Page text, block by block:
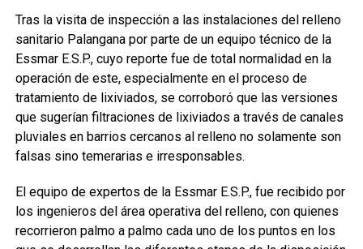
Tras la visita de inspección a las instalaciones del relleno
sanitario Palangana por parte de un equipo técnico de la
Essmar E.S.P., cuyo reporte fue de total normalidad en la
operación de este, especialmente en el proceso de
tratamiento de lixiviados, se corroboró que las versiones
que sugerían filtraciones de lixiviados a través de canales
pluviales en barrios cercanos al relleno no solamente son
falsas sino temerarias e irresponsables.
El equipo de expertos de la Essmar E.S.P., fue recibido por
los ingenieros del área operativa del relleno, con quienes
recorrieron palmo a palmo cada uno de los puntos en los